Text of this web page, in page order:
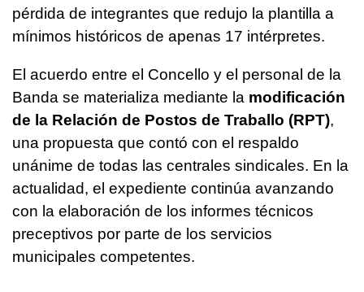
pérdida de integrantes que redujo la plantilla a
mínimos históricos de apenas 17 intérpretes.
El acuerdo entre el Concello y el personal de la
Banda se materializa mediante la modificación
de la Relación de Postos de Traballo (RPT),
una propuesta que contó con el respaldo
unánime de todas las centrales sindicales. En la
actualidad, el expediente continúa avanzando
con la elaboración de los informes técnicos
preceptivos por parte de los servicios
municipales competentes.